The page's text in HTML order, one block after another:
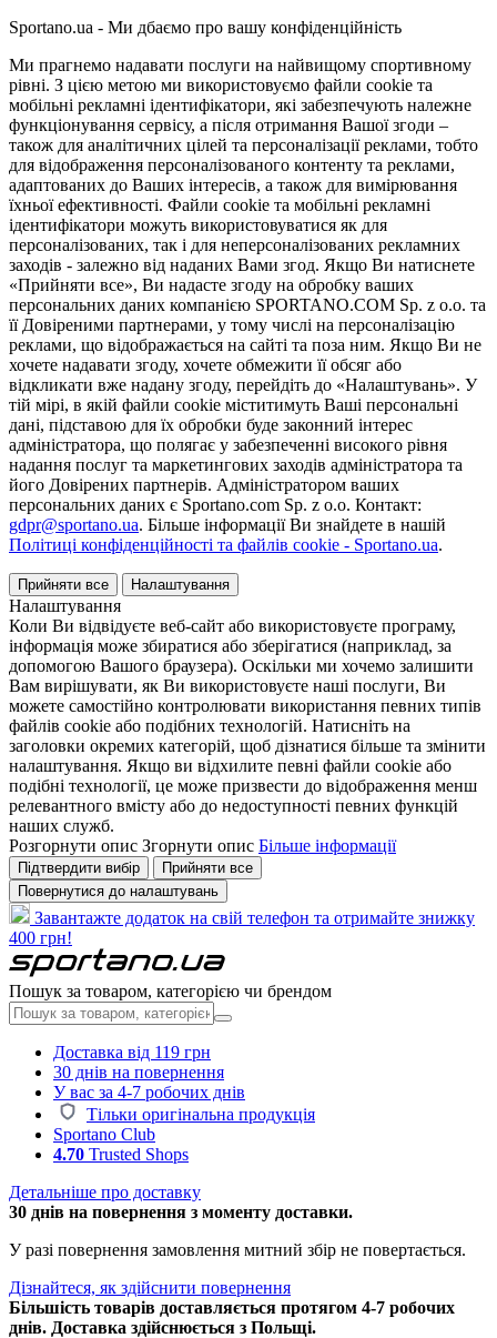
Sportano.ua - Ми дбаємо про вашу конфіденційність
Ми прагнемо надавати послуги на найвищому спортивному
рівні. З цією метою ми використовуємо файли cookie та
мобільні рекламні ідентифікатори, які забезпечують належне
функціонування сервісу, а після отримання Вашої згоди –
також для аналітичних цілей та персоналізації реклами, тобто
для відображення персоналізованого контенту та реклами,
адаптованих до Ваших інтересів, а також для вимірювання
їхньої ефективності. Файли cookie та мобільні рекламні
ідентифікатори можуть використовуватися як для
персоналізованих, так і для неперсоналізованих рекламних
заходів - залежно від наданих Вами згод. Якщо Ви натиснете
«Прийняти все», Ви надасте згоду на обробку ваших
персональних даних компанією SPORTANO.COM Sp. z o.o. та
її Довіреними партнерами, у тому числі на персоналізацію
реклами, що відображається на сайті та поза ним. Якщо Ви не
хочете надавати згоду, хочете обмежити її обсяг або
відкликати вже надану згоду, перейдіть до «Налаштувань». У
тій мірі, в якій файли cookie міститимуть Ваші персональні
дані, підставою для їх обробки буде законний інтерес
адміністратора, що полягає у забезпеченні високого рівня
надання послуг та маркетингових заходів адміністратора та
його Довірених партнерів. Адміністратором ваших
персональних даних є Sportano.com Sp. z o.o. Контакт:
gdpr@sportano.ua. Більше інформації Ви знайдете в нашій
Політиці конфіденційності та файлів cookie - Sportano.ua.
Прийняти все Налаштування
Налаштування
Коли Ви відвідуєте веб-сайт або використовуєте програму,
інформація може збиратися або зберігатися (наприклад, за
допомогою Вашого браузера). Оскільки ми хочемо залишити
Вам вирішувати, як Ви використовуєте наші послуги, Ви
можете самостійно контролювати використання певних типів
файлів cookie або подібних технологій. Натисніть на
заголовки окремих категорій, щоб дізнатися більше та змінити
налаштування. Якщо ви відхилите певні файли cookie або
подібні технології, це може призвести до відображення менш
релевантного вмісту або до недоступності певних функцій
наших служб.
Розгорнути опис Згорнути опис Більше інформації
Підтвердити вибір
Прийняти все
Повернутися до налаштувань
Завантажте додаток на свій телефон та отримайте знижку
400 грн!
Пошук за товаром, категорією чи брендом
Доставка від 119 грн
30 днів на повернення
У вас за 4-7 робочих днів
Тільки оригінальна продукція
Sportano Club
4.70 Trusted Shops
Детальніше про доставку
30 днів на повернення з моменту доставки.
У разі повернення замовлення митний збір не повертається.
Дізнайтеся, як здійснити повернення
Більшість товарів доставляється протягом 4-7 робочих
днів. Доставка здійснюється з Польщі.